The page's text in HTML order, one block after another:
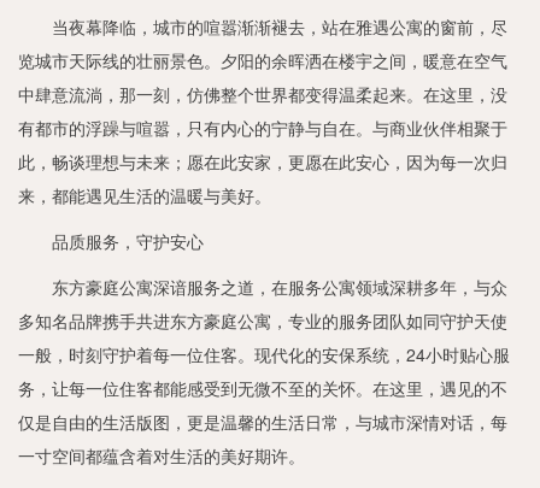
当夜幕降临，城市的喧嚣渐渐褪去，站在雅遇公寓的窗前，尽
览城市天际线的壮丽景色。夕阳的余晖洒在楼宇之间，暖意在空气
中肆意流淌，那一刻，仿佛整个世界都变得温柔起来。在这里，没
有都市的浮躁与喧嚣，只有内心的宁静与自在。与商业伙伴相聚于
此，畅谈理想与未来；愿在此安家，更愿在此安心，因为每一次归
来，都能遇见生活的温暖与美好。
品质服务，守护安心
东方豪庭公寓深谙服务之道，在服务公寓领域深耕多年，与众
多知名品牌携手共进东方豪庭公寓，专业的服务团队如同守护天使
一般，时刻守护着每一位住客。现代化的安保系统，24小时贴心服
务，让每一位住客都能感受到无微不至的关怀。在这里，遇见的不
仅是自由的生活版图，更是温馨的生活日常，与城市深情对话，每
一寸空间都蕴含着对生活的美好期许。